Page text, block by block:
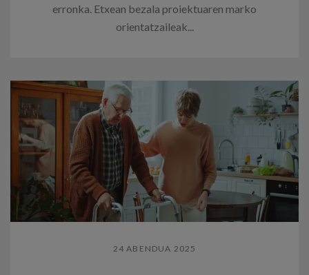
erronka. Etxean bezala proiektuaren marko
orientatzaileak...
24 ABENDUA 2025